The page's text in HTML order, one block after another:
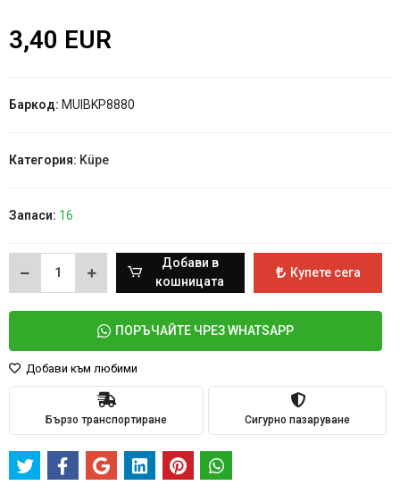
3,40 EUR
Баркод: MUIBKP8880
Категория: Küpe
Запаси: 16
Добави в
кошницата
Купете сега
ПОРЪЧАЙТЕ ЧРЕЗ WHATSAPP
Добави към любими
Бързо транспортиране Сигурно пазаруване